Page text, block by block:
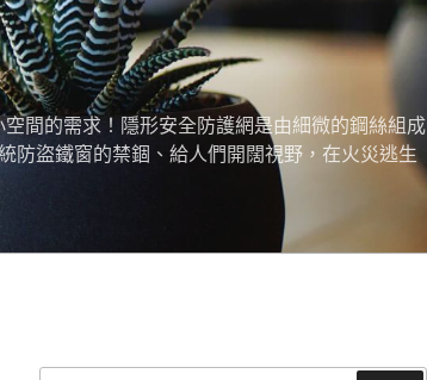
間的需求！隱形安全防護網是由細微的鋼絲組成
防盜鐵窗的禁錮、給人們開闊視野，在火災逃生